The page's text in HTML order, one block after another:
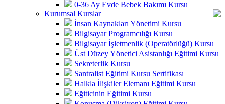
0-36 Ay Evde Bebek Bakımı Kursu
Kurumsal Kurslar
İnsan Kaynakları Yönetimi Kursu
Bilgisayar Programcılığı Kursu
Bilgisayar İşletmenlik (Operatörlüğü) Kursu
Üst Düzey Yönetici Asistanlığı Eğitimi Kursu
Sekreterlik Kursu
Santralist Eğitimi Kursu Sertifikası
Halkla İlişkiler Elemanı Eğitimi Kursu
Eğiticinin Eğitimi Kursu